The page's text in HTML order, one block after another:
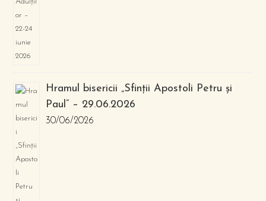
Hramul bisericii „Sfinții Apostoli Petru și
Paul” – 29.06.2026
30/06/2026